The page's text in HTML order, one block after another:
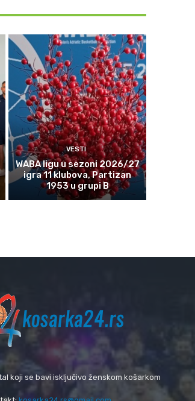
VESTI
WABA ligu u sezoni 2026/27
igra 11 klubova, Partizan
1953 u grupi B
koji se bavi isključivo ženskom košarkom